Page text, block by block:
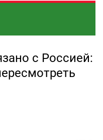
с Россией: